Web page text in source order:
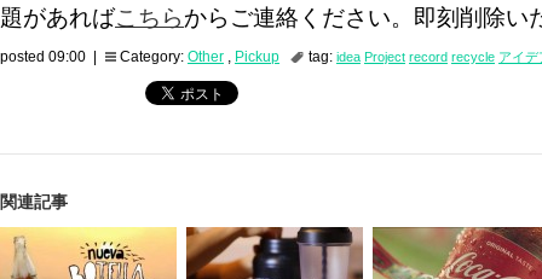
題があればこちらからご連絡ください。即刻削除い
posted 09:00 | Category: Other , Pickup tag: idea Project record recycle アイデ
関連記事